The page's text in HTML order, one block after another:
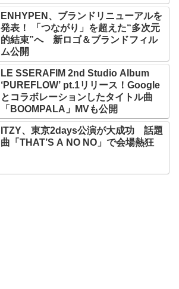
ENHYPEN、ブランドリニューアルを
発表！ 「つながり」を超えた“多次元
的結束”へ 新ロゴ＆ブランドフィル
ム公開
LE SSERAFIM 2nd Studio Album
‘PUREFLOW’ pt.1リリース！Google
とコラボレーションしたタイトル曲
「BOOMPALA」MVも公開
ITZY、東京2days公演が大成功 話題
曲「THAT’S A NO NO」で会場熱狂